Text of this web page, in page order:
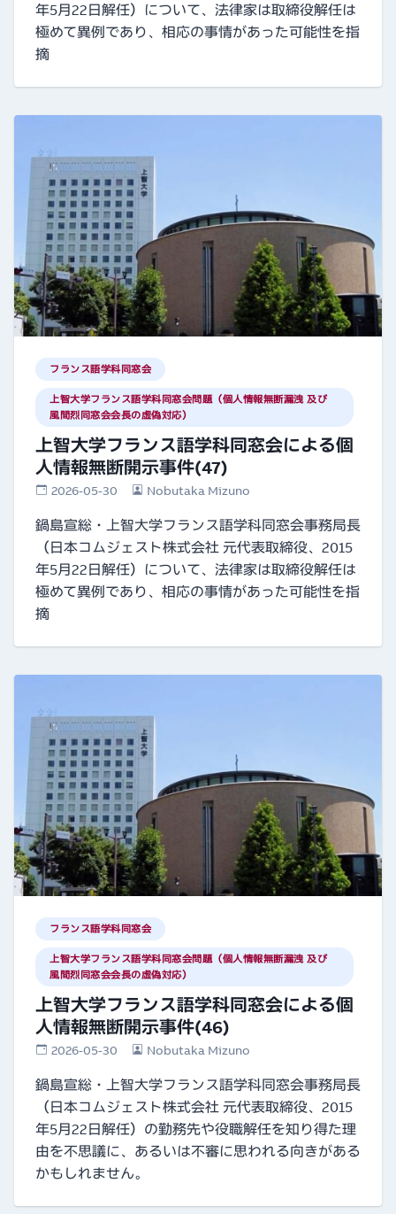
年5月22日解任）について、法律家は取締役解任は
極めて異例であり、相応の事情があった可能性を指
摘
フランス語学科同窓会
上智大学フランス語学科同窓会問題（個人情報無断漏洩 及び
風間烈同窓会会長の虚偽対応）
上智大学フランス語学科同窓会による個
人情報無断開示事件(47)
2026-05-30 Nobutaka Mizuno
鍋島宣総・上智大学フランス語学科同窓会事務局長
（日本コムジェスト株式会社 元代表取締役、2015
年5月22日解任）について、法律家は取締役解任は
極めて異例であり、相応の事情があった可能性を指
摘
フランス語学科同窓会
上智大学フランス語学科同窓会問題（個人情報無断漏洩 及び
風間烈同窓会会長の虚偽対応）
上智大学フランス語学科同窓会による個
人情報無断開示事件(46)
2026-05-30 Nobutaka Mizuno
鍋島宣総・上智大学フランス語学科同窓会事務局長
（日本コムジェスト株式会社 元代表取締役、2015
年5月22日解任）の勤務先や役職解任を知り得た理
由を不思議に、あるいは不審に思われる向きがある
かもしれません。